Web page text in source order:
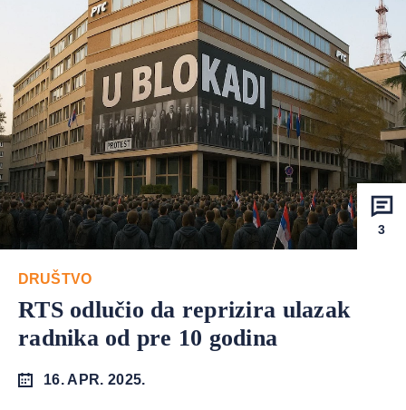
3
DRUŠTVO
RTS odlučio da reprizira ulazak
radnika od pre 10 godina
16. APR. 2025.